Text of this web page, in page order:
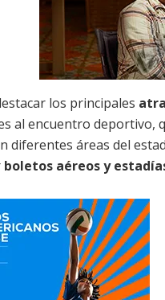
los principales
al encuentro deportivo,
diferentes áreas del
boletos aéreos y